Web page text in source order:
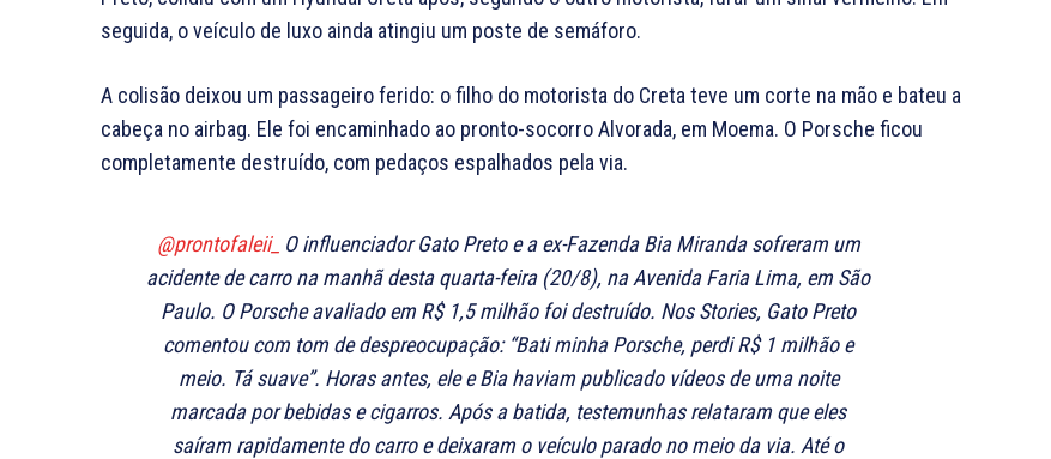
seguida, o veículo de luxo ainda atingiu um poste de semáforo.
A colisão deixou um passageiro ferido: o filho do motorista do Creta teve um corte na mão e bateu a
cabeça no airbag. Ele foi encaminhado ao pronto-socorro Alvorada, em Moema. O Porsche ficou
completamente destruído, com pedaços espalhados pela via.
@prontofaleii_ O influenciador Gato Preto e a ex-Fazenda Bia Miranda sofreram um
acidente de carro na manhã desta quarta-feira (20/8), na Avenida Faria Lima, em São
Paulo. O Porsche avaliado em R$ 1,5 milhão foi destruído. Nos Stories, Gato Preto
comentou com tom de despreocupação: “Bati minha Porsche, perdi R$ 1 milhão e
meio. Tá suave”. Horas antes, ele e Bia haviam publicado vídeos de uma noite
marcada por bebidas e cigarros. Após a batida, testemunhas relataram que eles
saíram rapidamente do carro e deixaram o veículo parado no meio da via. Até o